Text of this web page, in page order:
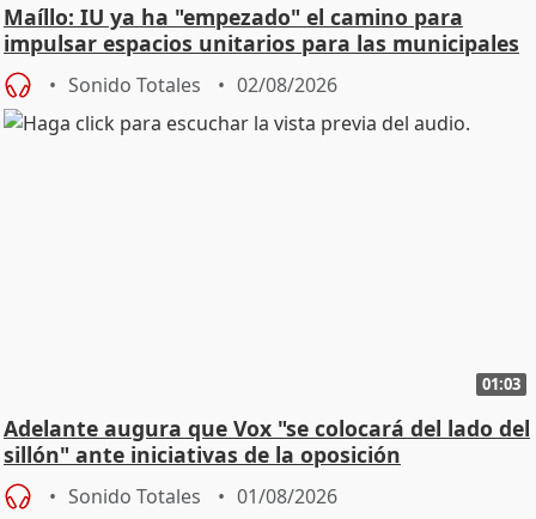
Maíllo: IU ya ha "empezado" el camino para
impulsar espacios unitarios para las municipales
Sonido Totales 02/08/2026
01:03
Adelante augura que Vox "se colocará del lado del
sillón" ante iniciativas de la oposición
Sonido Totales 01/08/2026